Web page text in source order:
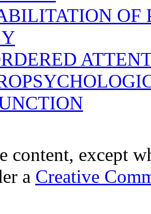
OF
content, except
a Creative